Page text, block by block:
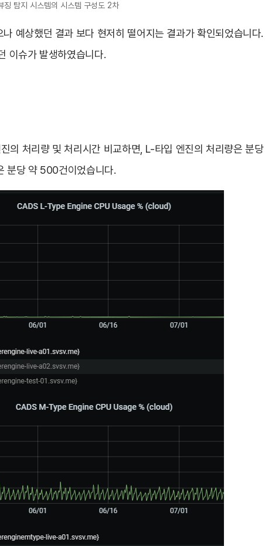
징 탐지 시스템의 시스템 구성도 2차
예상했던 결과 보다 현저히 떨어지는 결과가 확인되었습니다.
이슈가 발생하였습니다.
의 처리량 및 처리시간 비교하면, L-타입 엔진의 처리량은 분당
분당 약 500건이었습니다.